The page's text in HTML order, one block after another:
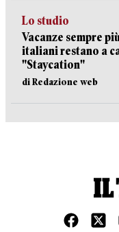
Lo studio
Vacanze sempre
italiani restano a
"Staycation"
di Redazione web